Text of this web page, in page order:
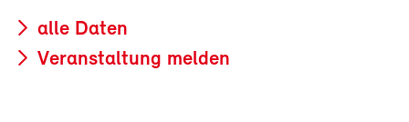
alle Daten
Veranstaltung melden